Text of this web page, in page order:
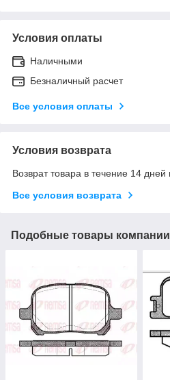
Условия оплаты
Наличными
Безналичный расчет
Все условия оплаты
Условия возврата
Возврат товара в течение 14 дней
Все условия возврата
Подобные товары компании